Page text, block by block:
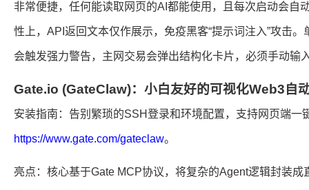
非常便捷，任何能读取网页的AI都能使用，且每次启动会自
性上，API返回文本仅作展示，免疫黑客“提示词注入”攻击
会触发强力警告，主网交易会弹出结构化卡片，必须手动输
Gate.io (GateClaw)：小白友好的可视化Web3自
安装指南：告别繁琐的SSH登录和环境配置，支持网页端一
https://www.gate.com/gateclaw。
亮点：核心基于Gate MCP协议，将复杂的Agent逻辑封装